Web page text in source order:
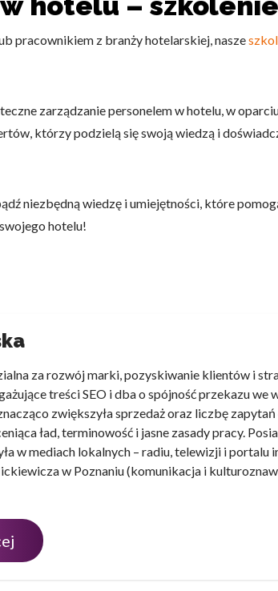
pracownikiem z branży hotelarskiej, nasze
zarządzanie personelem w hotelu, w
którzy podzielą się swoją wiedzą i
niezbędną wiedzę i umiejętności, które
hotelu!
za rozwój marki, pozyskiwanie klientów i
treści SEO i dba o spójność przekazu we
zwiększyła sprzedaż oraz liczbę
ład, terminowość i jasne zasady pracy.
w mediach lokalnych – radiu, telewizji i portalu
w Poznaniu (komunikacja i